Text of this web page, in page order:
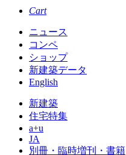
Cart
ニュース
コンペ
ショップ
新建築データ
English
新建築
住宅特集
a+u
JA
別冊・臨時増刊・書籍